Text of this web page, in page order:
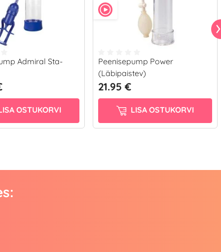
Admiral Sta-
OSTUKORVI
Peenisepump Power
(Läbipaistev)
21.95 €
LISA OSTUKORVI